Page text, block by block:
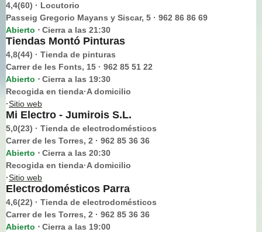
4,4(60) · Locutorio
Passeig Gregorio Mayans y Siscar, 5 · 962 86 86 69
Abierto ⋅ Cierra a las 21:30
Tiendas Montó Pinturas
4,8(44) · Tienda de pinturas
Carrer de les Fonts, 15 · 962 85 51 22
Abierto ⋅ Cierra a las 19:30
Recogida en tienda·A domicilio
·Sitio web
Mi Electro - Jumirois S.L.
5,0(23) · Tienda de electrodomésticos
Carrer de les Torres, 2 · 962 85 36 36
Abierto ⋅ Cierra a las 20:30
Recogida en tienda·A domicilio
·Sitio web
Electrodomésticos Parra
4,6(22) · Tienda de electrodomésticos
Carrer de les Torres, 2 · 962 85 36 36
Abierto ⋅ Cierra a las 19:00